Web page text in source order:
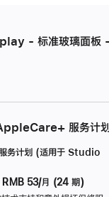
- 标准玻璃面板 -
服务计划
务计划 (适用于 Studio
RMB 53/月 (24 期)